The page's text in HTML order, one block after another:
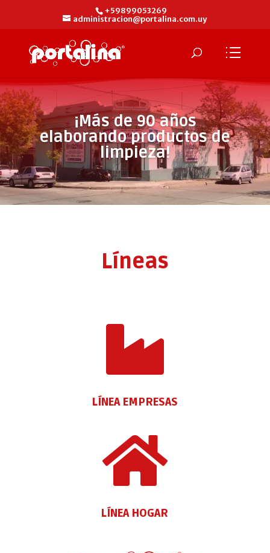
+59899053269
administracion@portalina.com.uy
¡Más de 90 años
elaborando productos de
limpieza!
Líneas

LÍNEA EMPRESAS

LÍNEA HOGAR